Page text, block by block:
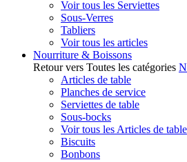
Voir tous les Serviettes
Sous-Verres
Tabliers
Voir tous les articles
Nourriture & Boissons
Retour vers Toutes les catégories
Articles de table
Planches de service
Serviettes de table
Sous-bocks
Voir tous les Articles de table
Biscuits
Bonbons